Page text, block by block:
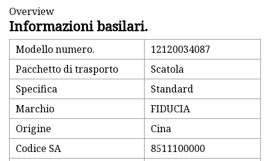
Overview
Informazioni basilari.
Modello numero.
12120034087
Pacchetto di trasporto
Scatola
Specifica
Standard
Marchio
FIDUCIA
Origine
Cina
Codice SA
8511100000